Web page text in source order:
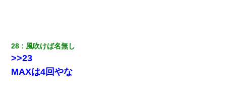
28 風吹けば名無し
>>23
MAXは4回やな